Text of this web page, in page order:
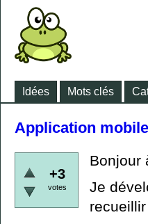
Idées Mots clés
Application
+3
votes
Bonjour
Je